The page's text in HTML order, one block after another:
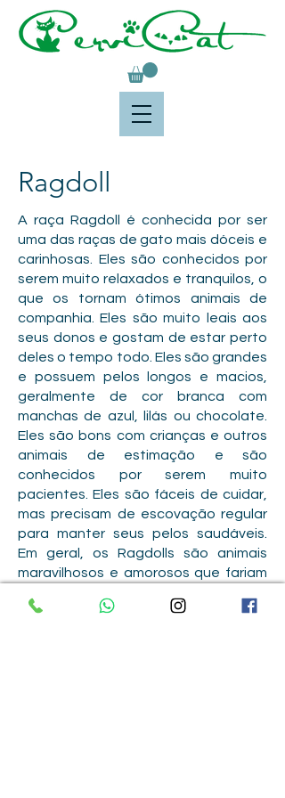
Ragdoll
A raça Ragdoll é conhecida por ser
uma das raças de gato mais dóceis e
carinhosas. Eles são conhecidos por
serem muito relaxados e tranquilos, o
que os tornam ótimos animais de
companhia. Eles são muito leais aos
seus donos e gostam de estar perto
deles o tempo todo. Eles são grandes
e possuem pelos longos e macios,
geralmente de cor branca com
manchas de azul, lilás ou chocolate.
Eles são bons com crianças e outros
animais de estimação e são
conhecidos por serem muito
pacientes. Eles são fáceis de cuidar,
mas precisam de escovação regular
para manter seus pelos saudáveis.
Em geral, os Ragdolls são animais
maravilhosos e amorosos que fariam
família.